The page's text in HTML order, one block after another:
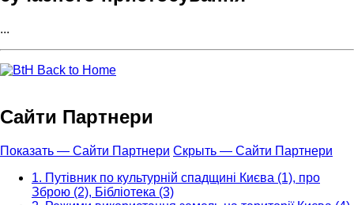
...
Back to Home
Сайти Партнери
Показать — Сайти Партнери Скрыть — Сайти Партнери
1. Путівник по культурній спадщині Києва (1), про
Зброю (2), Бібліотека (3)